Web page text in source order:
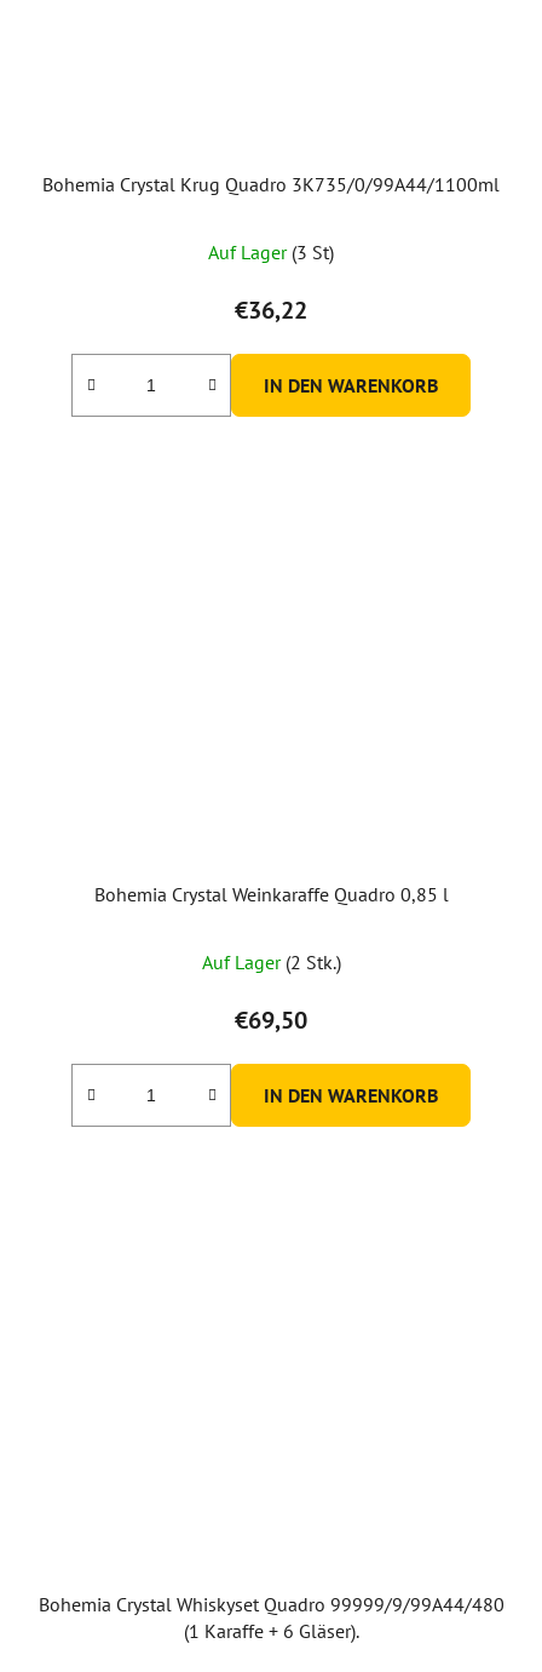
Bohemia Crystal Krug Quadro 3K735/0/99A44/1100ml
Auf Lager (3 St)
€36,22
IN DEN WARENKORB
Bohemia Crystal Weinkaraffe Quadro 0,85 l
Auf Lager (2 Stk.)
€69,50
IN DEN WARENKORB
Bohemia Crystal Whiskyset Quadro 99999/9/99A44/480
(1 Karaffe + 6 Gläser).